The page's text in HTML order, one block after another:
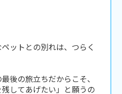
ットとの別れは、つらく
後の旅立ちだからこそ、
残してあげたい」と願うの